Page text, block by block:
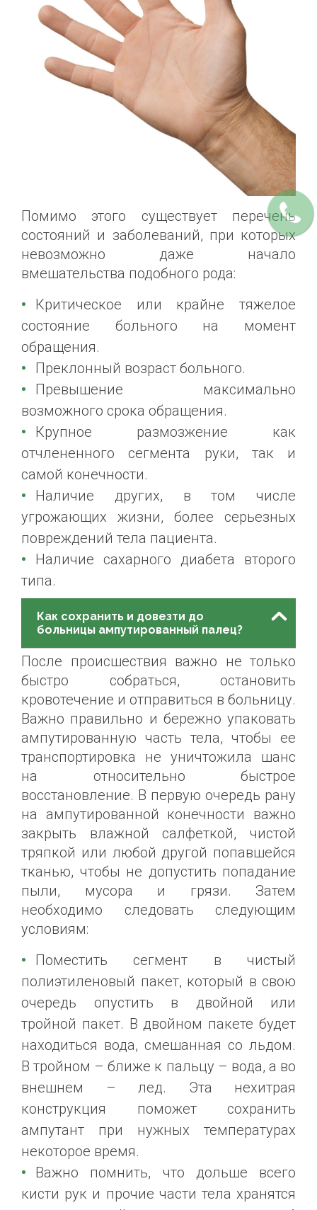
Помимо этого существует перечень
состояний и заболеваний, при которых
невозможно даже начало
вмешательства подобного рода:
Критическое или крайне тяжелое
состояние больного на момент
обращения.
Преклонный возраст больного.
Превышение максимально
возможного срока обращения.
Крупное размозжение как
отчлененного сегмента руки, так и
самой конечности.
Наличие других, в том числе
угрожающих жизни, более серьезных
повреждений тела пациента.
Наличие сахарного диабета второго
типа.
Как сохранить и довезти до
больницы ампутированный палец?
После происшествия важно не только
быстро собраться, остановить
кровотечение и отправиться в больницу.
Важно правильно и бережно упаковать
ампутированную часть тела, чтобы ее
транспортировка не уничтожила шанс
на относительно быстрое
восстановление. В первую очередь рану
на ампутированной конечности важно
закрыть влажной салфеткой, чистой
тряпкой или любой другой попавшейся
тканью, чтобы не допустить попадание
пыли, мусора и грязи. Затем
необходимо следовать следующим
условиям:
Поместить сегмент в чистый
полиэтиленовый пакет, который в свою
очередь опустить в двойной или
тройной пакет. В двойном пакете будет
находиться вода, смешанная со льдом.
В тройном – ближе к пальцу – вода, а во
внешнем – лед. Эта нехитрая
конструкция поможет сохранить
ампутант при нужных температурах
некоторое время.
Важно помнить, что дольше всего
кисти рук и прочие части тела хранятся